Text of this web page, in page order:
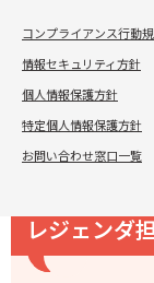
コンプライアンス行動
情報セキュリティ方針
個人情報保護方針
特定個人情報保護方針
お問い合わせ窓口一覧
候補者の不安や
さい。
採用ブランディ
レジェンダ